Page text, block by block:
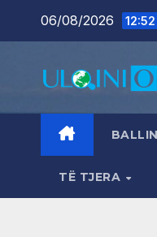
06/08/2026
TË TJERA